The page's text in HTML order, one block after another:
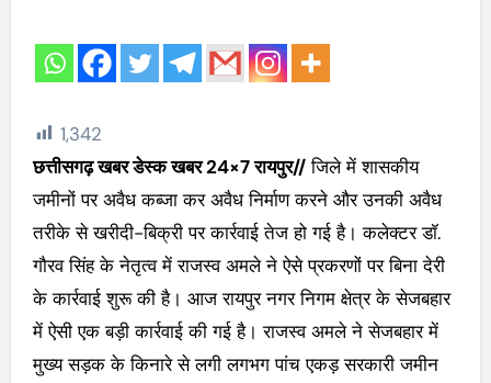
1,342
छत्तीसगढ़ खबर डेस्क खबर 24×7 रायपुर//जिले में शासकीय
जमीनों पर अवैध कब्जा कर अवैध निर्माण करने और उनकी अवैध
तरीके से खरीदी-बिक्री पर कार्रवाई तेज हो गई है। कलेक्टर डॉ.
गौरव सिंह के नेतृत्व में राजस्व अमले ने ऐसे प्रकरणों पर बिना देरी
के कार्रवाई शुरू की है। आज रायपुर नगर निगम क्षेत्र के सेजबहार
में ऐसी एक बड़ी कार्रवाई की गई है। राजस्व अमले ने सेजबहार में
मुख्य सड़क के किनारे से लगी लगभग पांच एकड़ सरकारी जमीन